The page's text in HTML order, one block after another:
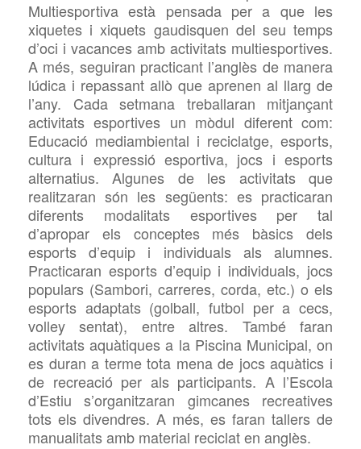
Multiesportiva està pensada per a que les
xiquetes i xiquets gaudisquen del seu temps
d’oci i vacances amb activitats multiesportives.
A més, seguiran practicant l’anglès de manera
lúdica i repassant allò que aprenen al llarg de
l’any. Cada setmana treballaran mitjançant
activitats esportives un mòdul diferent com:
Educació mediambiental i reciclatge, esports,
cultura i expressió esportiva, jocs i esports
alternatius. Algunes de les activitats que
realitzaran són les següents: es practicaran
diferents modalitats esportives per tal
d’apropar els conceptes més bàsics dels
esports d’equip i individuals als alumnes.
Practicaran esports d’equip i individuals, jocs
populars (Sambori, carreres, corda, etc.) o els
esports adaptats (golball, futbol per a cecs,
volley sentat), entre altres. També faran
activitats aquàtiques a la Piscina Municipal, on
es duran a terme tota mena de jocs aquàtics i
de recreació per als participants. A l’Escola
d’Estiu s’organitzaran gimcanes recreatives
tots els divendres. A més, es faran tallers de
manualitats amb material reciclat en anglès.